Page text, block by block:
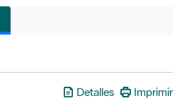
Detalles Imprimir